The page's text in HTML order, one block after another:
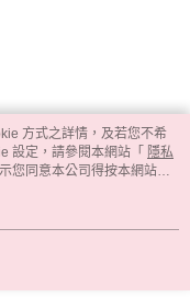
方式之詳情，及若您不希
設定，請參閱本網站「 隱私
您同意本公司得按本網站使